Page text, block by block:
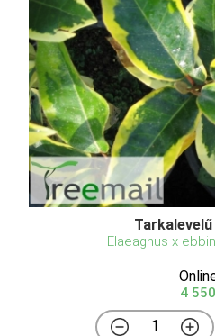
Elaeagnus x
4